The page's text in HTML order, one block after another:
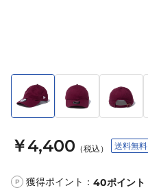
￥4,400 （税込） 送料無料
P 獲得ポイント： 40ポイント